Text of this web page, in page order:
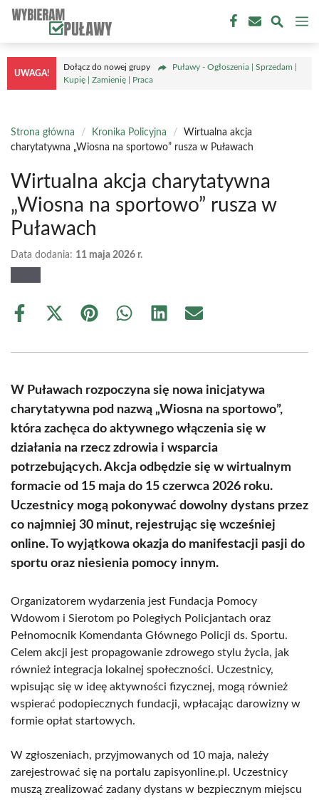
Przejdź
treści
UWAGA!
Dołącz do nowej grupy
Puławy - Ogłoszenia | Sprzedam |
Kupię | Zamienię | Praca
Strona główna / Kronika Policyjna /
Wirtualna akcja
charytatywna „Wiosna na sportowo” rusza w Puławach
Wirtualna akcja charytatywna
„Wiosna na sportowo” rusza w
Puławach
Data dodania: 11 maja 2026 r.
Share
Share
(Twitter)
Share Share Share Share
W Puławach rozpoczyna się nowa inicjatywa
charytatywna pod nazwą „Wiosna na sportowo”,
która zachęca do aktywnego włączenia się w
działania na rzecz zdrowia i wsparcia
potrzebujących. Akcja odbędzie się w wirtualnym
formacie od 15 maja do 15 czerwca 2026 roku.
Uczestnicy mogą pokonywać dowolny dystans przez
co najmniej 30 minut, rejestrując się wcześniej
online. To wyjątkowa okazja do manifestacji pasji do
sportu oraz niesienia pomocy innym.
Organizatorem wydarzenia jest Fundacja Pomocy
Wdowom i Sierotom po Poległych Policjantach oraz
Pełnomocnik Komendanta Głównego Policji ds. Sportu.
Celem akcji jest propagowanie zdrowego stylu życia, jak
również integracja lokalnej społeczności. Uczestnicy,
wpisując się w ideę aktywności fizycznej, mogą również
wspierać podopiecznych fundacji, wpłacając darowizny w
formie opłat startowych.
W zgłoszeniach, przyjmowanych od 10 maja, należy
zarejestrować się na portalu zapisyonline.pl. Uczestnicy
muszą zrealizować zadany dystans w bezpiecznym miejscu